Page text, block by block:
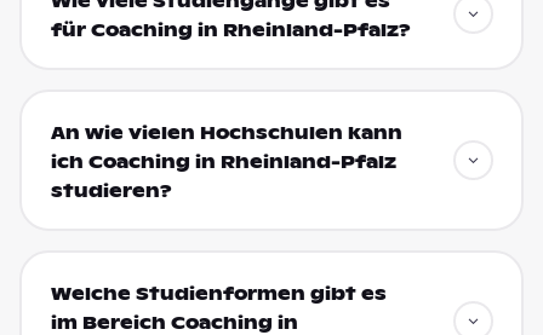
für Coaching in Rheinland-Pfalz?
An wie vielen Hochschulen kann
ich Coaching in Rheinland-Pfalz
studieren?
Welche Studienformen gibt es
im Bereich Coaching in